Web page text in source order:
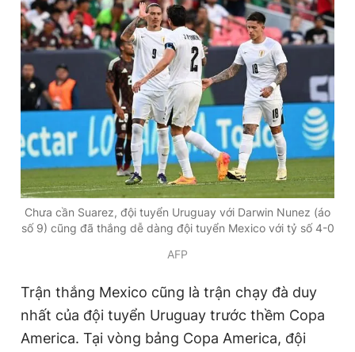
Hotline
0906 645 777
Liên hệ quảng cáo
0908 780 404
Đặt báo Quảng cáo RSS Tòa soạn Chính sách bảo
Tổng biên tập: Nguyễn Ngọc Toàn
Phó tổng biên tập thường trực: Hải Thành
Phó tổng biên tập: Lâm Hiếu Dũng
Phó tổng biên tập: Trần Việt Hưng
Tổng thư ký tòa soạn: Đức Trung
Giấy phép xuất bản số 110/GP - BTTTT cấp ngày 24.3.2020
© 2003-2026 Bản quyền thuộc về Báo Thanh Niên. Cấm sao
chép dưới mọi hình thức nếu không có sự chấp thuận bằng văn
Chưa cần Suarez, đội tuyển Uruguay với Darwin Nunez (áo
số 9) cũng đã thắng dễ dàng đội tuyển Mexico với tỷ số 4-0
AFP
Trận thắng Mexico cũng là trận chạy đà duy
nhất của đội tuyển Uruguay trước thềm Copa
America. Tại vòng bảng Copa America, đội